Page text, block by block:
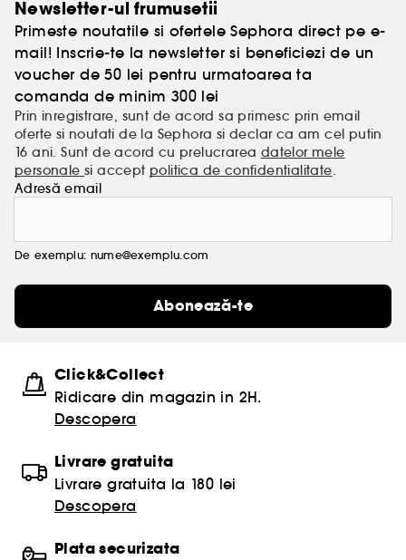
Newsletter-ul frumusetii
Primeste noutatile si ofertele Sephora direct pe e-
mail! Inscrie-te la newsletter si beneficiezi de un
voucher de 50 lei pentru urmatoarea ta
comanda de minim 300 lei
Prin inregistrare, sunt de acord sa primesc prin email
oferte si noutati de la Sephora si declar ca am cel putin
16 ani. Sunt de acord cu prelucrarea datelor mele
personalesi accept politica de confidentialitate.
Adresă email
De exemplu: nume@exemplu.com
Abonează-te
Click&Collect
Ridicare din magazin in 2H.
Descopera
Livrare gratuita
Livrare gratuita la 180 lei
Descopera
Plata securizata